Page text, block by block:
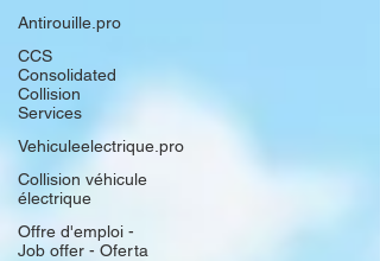
Antirouille.pro
CCS
Consolidated
Collision
Services
Vehiculeelectrique.pro
Collision véhicule
électrique
Offre d'emploi -
Job offer - Oferta